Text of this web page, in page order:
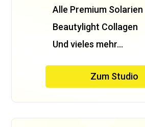
Alle Premium Solarien
Beautylight Collagen
Und vieles mehr…
Zum Studio